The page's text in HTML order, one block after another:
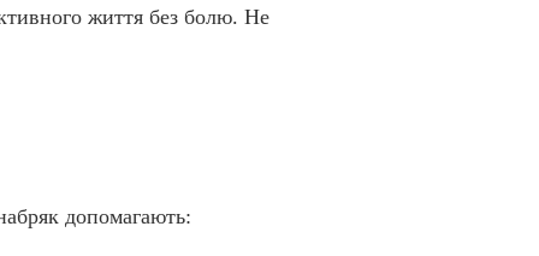
життя без болю. Не
допомагають: